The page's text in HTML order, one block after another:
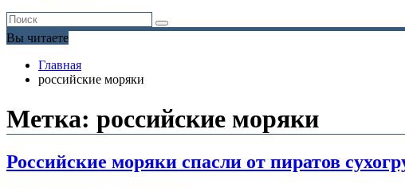
Вы читаете
Главная
российские моряки
Метка: российские моряки
Российские моряки спасли от пиратов